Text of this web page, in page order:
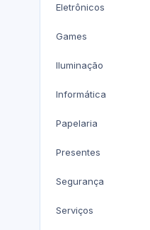
Eletrônicos
Games
Iluminação
Informática
Papelaria
Presentes
Segurança
Serviços